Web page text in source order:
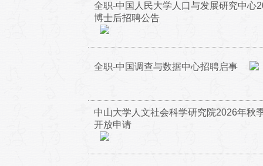
全职-中国人民大学人口与发展研究中心
博士后招聘公告
全职-中国调查与数据中心招聘启事
中山大学人文社会科学研究院2026年秋
开放申请